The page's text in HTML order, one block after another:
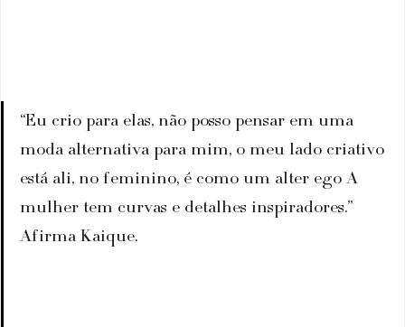
“Eu crio para elas, não posso pensar em uma
moda alternativa para mim, o meu lado criativo
está ali, no feminino, é como um alter ego A
mulher tem curvas e detalhes inspiradores.”
Afirma Kaique.